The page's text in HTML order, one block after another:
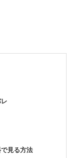
見る方法